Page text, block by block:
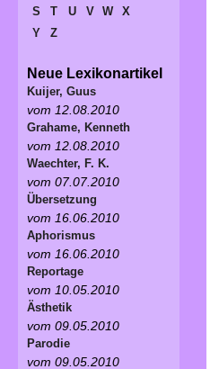
S
T U V W
X
Y
Z
Neue Lexikonartikel
Kuijer, Guus
vom 12.08.2010
Grahame, Kenneth
vom 12.08.2010
Waechter, F. K.
vom 07.07.2010
Übersetzung
vom 16.06.2010
Aphorismus
vom 16.06.2010
Reportage
vom 10.05.2010
Ästhetik
vom 09.05.2010
Parodie
vom 09.05.2010